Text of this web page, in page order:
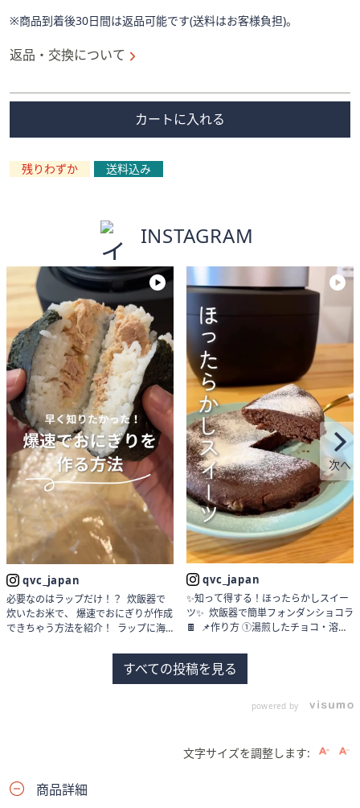
ま
す。
※商品到着後30日間は返品可能です(送料はお客様負担)。
返品・交換について
カートに入れる
残りわずか 送料込み
INSTAGRAM
qvc_japan
必要なのはラップだけ！？ 炊飯器で
炊いたお米で、 爆速でおにぎりが作成
できちゃう方法を紹介！ ラップに海
で、 炊き立てで熱々のお米も爆速で美
味しいおにぎりに大変身！ 気になっ
た方は「❤️」で教えてくださいね！
プで検索していただければ、詳細の確
qvc_japan
✨知って得する！ほったらかしスイー
ツ✨ 炊飯器で簡単フォンダンショコラ
🍫 📌作り方 ①湯煎したチョコ・溶か
砂糖を加えてよく混ぜる ② 通常炊飯
でスイッチON！ ③仕上げに白砂糖を
かけて完成✨ 濃厚なのに罪悪感ゼロ🥰
ぜひ試してみてね！ 欲しいと思ったら
「❤️」をコメントしてくださいね！
な商品をご紹介しています🌸 プロフィ
すべての投稿を見る
powered by
文字サイズを調整します:
商品詳細